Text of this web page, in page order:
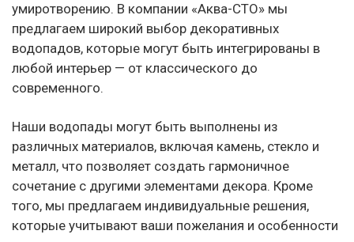
умиротворению. В компании «Аква-СТО» мы
предлагаем широкий выбор декоративных
водопадов, которые могут быть интегрированы в
любой интерьер — от классического до
современного.
Наши водопады могут быть выполнены из
различных материалов, включая камень, стекло и
металл, что позволяет создать гармоничное
сочетание с другими элементами декора. Кроме
того, мы предлагаем индивидуальные решения,
которые учитывают ваши пожелания и особенности